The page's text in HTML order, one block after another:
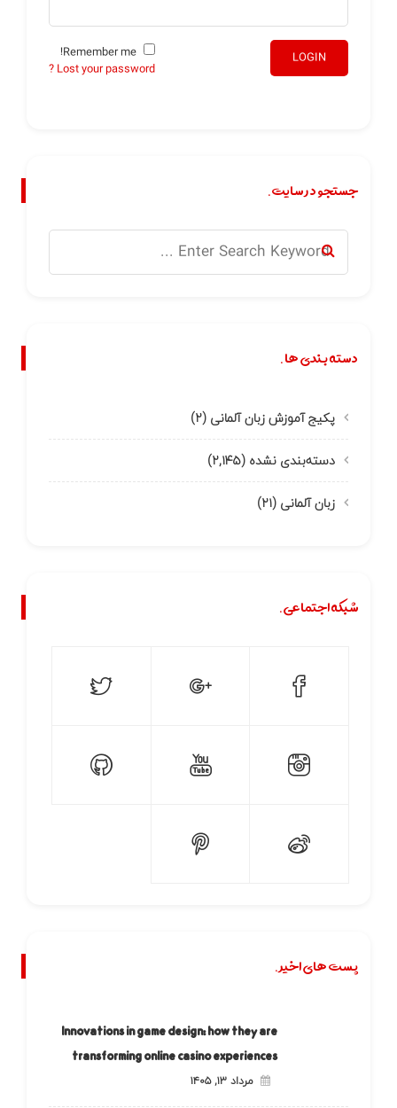
LOGIN
Lost your password ?
جستجو در سایت.
دسته بندی ها.
پکیج آموزش زبان آلمانی (۲)
دسته‌بندی نشده (۲,۱۴۵)
زبان آلمانی (۲۱)
شبکه اجتماعی.
پست های اخیر.
Innovations in game design: how they are
transforming online casino experiences
مرداد ۱۳, ۱۴۰۵